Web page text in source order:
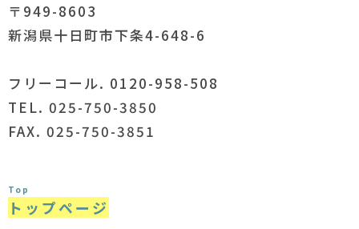
〒949-8603
新潟県十日町市下条4-648-6
フリーコール. 0120-958-508
TEL. 025-750-3850
FAX. 025-750-3851
Top
トップページ